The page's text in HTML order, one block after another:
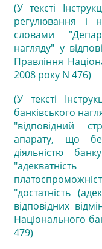
(У тексті
регулювання і
словами
нагляду" у
Правління
2008 року N 476)
(У тексті
банківського
"відповідний
апарату, що
діяльністю
"достатність
відповідних
Національного
479)